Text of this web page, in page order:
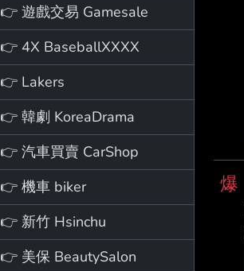
👉 遊戲交易 Gamesale
👉 4X BaseballXXXX
👉 Lakers
👉 韓劇 KoreaDrama
👉 汽車買賣 CarShop
👉 機車 biker
👉 新竹 Hsinchu
👉 美保 BeautySalon
爆